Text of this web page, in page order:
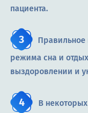
пациента.
Правильное
режима сна и
выздоровлении и
В